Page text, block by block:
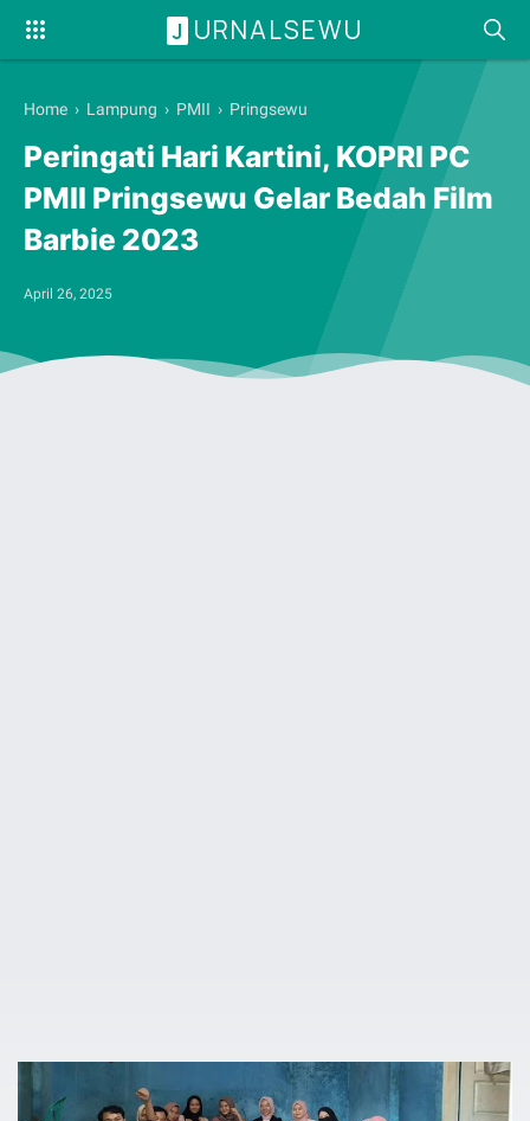
J URNALSEWU
Home › Lampung › PMII › Pringsewu
Peringati Hari Kartini, KOPRI PC
PMII Pringsewu Gelar Bedah Film
Barbie 2023
April 26, 2025